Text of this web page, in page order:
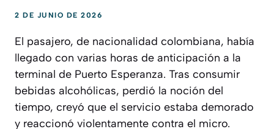
2 DE JUNIO DE 2026
El pasajero, de nacionalidad colombiana, había
llegado con varias horas de anticipación a la
terminal de Puerto Esperanza. Tras consumir
bebidas alcohólicas, perdió la noción del
tiempo, creyó que el servicio estaba demorado
y reaccionó violentamente contra el micro.